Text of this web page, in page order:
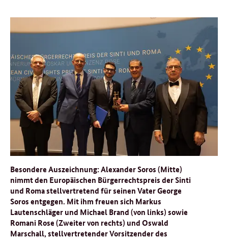
Besondere Auszeichnung: Alexander Soros (Mitte)
nimmt den Europäischen Bürgerrechtspreis der Sinti
und Roma stellvertretend für seinen Vater George
Soros entgegen. Mit ihm freuen sich Markus
Lautenschläger und Michael Brand (von links) sowie
Romani Rose (Zweiter von rechts) und Oswald
Marschall, stellvertretender Vorsitzender des